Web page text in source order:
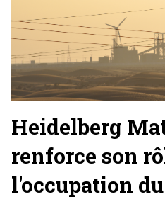
Heidelberg
renforce son
l'occupation